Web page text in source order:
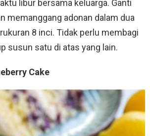
libur bersama keluarga. Ganti
memanggang adonan dalam dua
8 inci. Tidak perlu membagi
susun satu di atas yang lain.
Cake